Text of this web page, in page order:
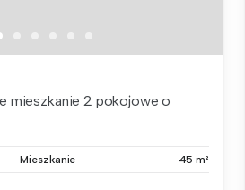
mieszkanie 2 pokojowe o
Mieszkanie 45 m²